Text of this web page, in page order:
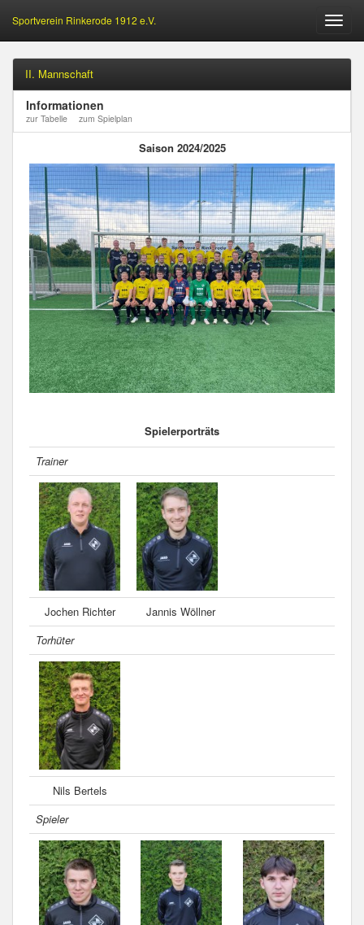
Öffne
Sportverein Rinkerode 1912 e.V.
II. Mannschaft
Informationen
zur Tabelle zum Spielplan
Saison 2024/2025
Spielerporträts
Trainer
Jochen Richter
Jannis Wöllner
Torhüter
Nils Bertels
Spieler